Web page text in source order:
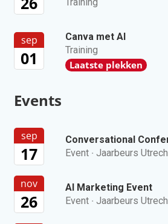
Training
sep
01
Canva met AI
Training
Laatste plekken
Events
sep
17
Conversational
Event · Jaarbeurs
nov
26
AI Marketing Event
Event · Jaarbeurs